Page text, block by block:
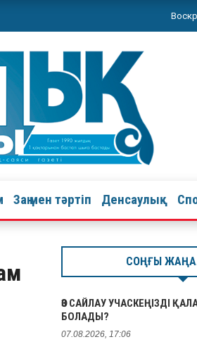
Заң мен тәртіп Денсаулық
СОҢҒЫ
ӨЗ САЙЛАУ УЧАСКЕҢІЗДІ
БОЛАДЫ?
07.08.2026, 17:06